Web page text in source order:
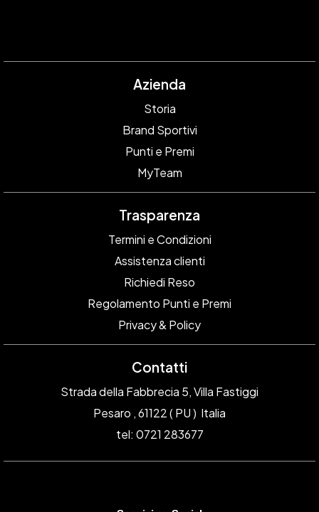
Azienda
Storia
Brand Sportivi
Punti e Premi
MyTeam
Trasparenza
Termini e Condizioni
Assistenza clienti
Richiedi Reso
Regolamento Punti e Premi
Privacy & Policy
Contatti
Strada della Fabbrecia 5, Villa Fastiggi
Pesaro , 61122 ( PU ) Italia
tel: 0721 283677